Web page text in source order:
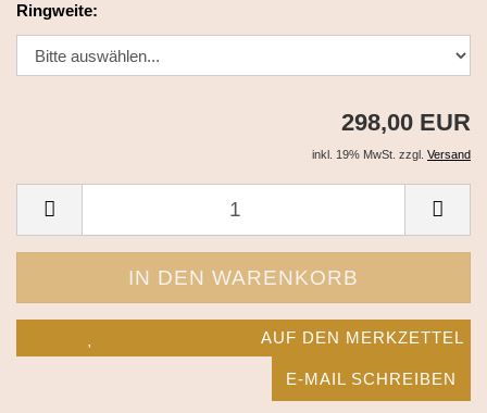
Ringweite:
298,00 EUR
inkl. 19% MwSt. zzgl. Versand
AUF DEN MERKZETTEL
E-MAIL SCHREIBEN